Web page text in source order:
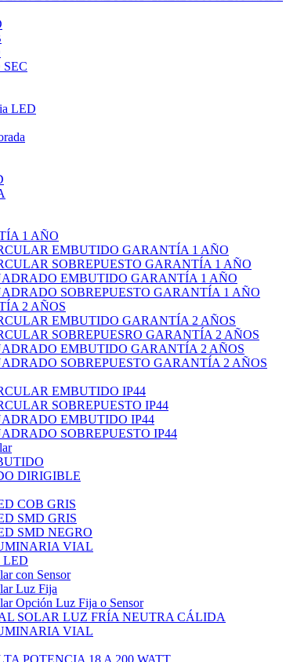
LED
1 AÑO
EMBUTIDO GARANTÍA 1 AÑO
SOBREPUESTO GARANTÍA 1 AÑO
EMBUTIDO GARANTÍA 1 AÑO
SOBREPUESTO GARANTÍA 1 AÑO
2 AÑOS
EMBUTIDO GARANTÍA 2 AÑOS
SOBREPUESRO GARANTÍA 2 AÑOS
EMBUTIDO GARANTÍA 2 AÑOS
SOBREPUESTO GARANTÍA 2 AÑOS
EMBUTIDO IP44
SOBREPUESTO IP44
EMBUTIDO IP44
SOBREPUESTO IP44
DIRIGIBLE
COB GRIS
SMD GRIS
SMD NEGRO
VIAL
con Sensor
Luz Fija
Opción Luz Fija o Sensor
SOLAR LUZ FRÍA NEUTRA CÁLIDA
VIAL
POTENCIA 18 A 200 WATT